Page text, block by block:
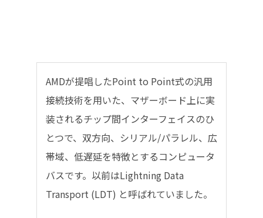
AMDが提唱したPoint to Point式の汎用
接続技術を用いた、マザーボード上に実
装されるチップ間インターフェイスのひ
とつで、双方向、シリアル/パラレル、広
帯域、低遅延を特徴とするコンピュータ
バスです。以前はLightning Data
Transport (LDT) と呼ばれていました。